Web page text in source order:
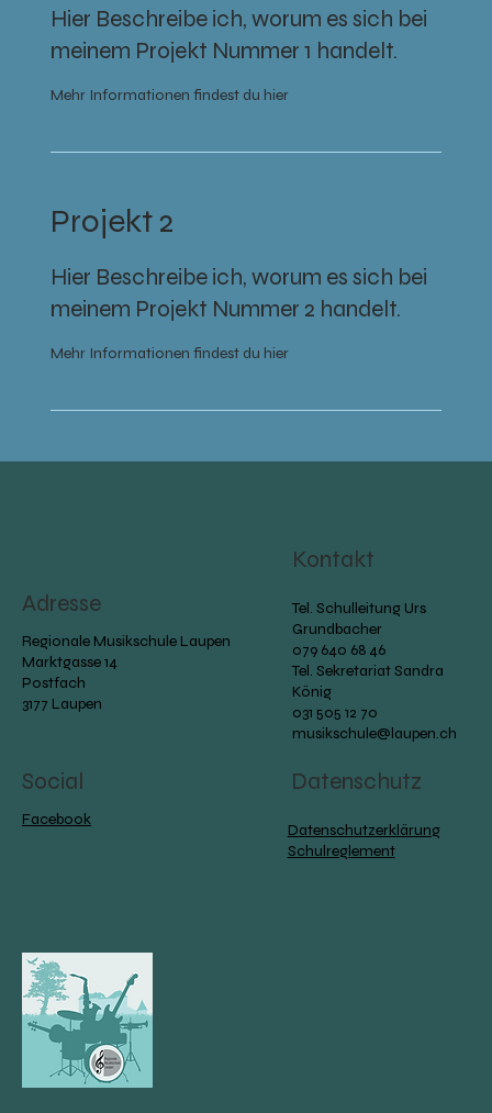
Hier Beschreibe ich, worum es sich bei
meinem Projekt Nummer 1 handelt.
Mehr Informationen findest du hier
Projekt 2
Hier Beschreibe ich, worum es sich bei
meinem Projekt Nummer 2 handelt.
Mehr Informationen findest du hier
Adresse
Regionale Musikschule Laupen
Marktgasse 14
Postfach
3177 Laupen
Kontakt
Tel. Schulleitung Urs
Grundbacher
079 640 68 46
Tel. Sekretariat Sandra
König
031 505 12 70
musikschule@laupen.ch
Social
Facebook
Datenschutz
Datenschutzerklärung
Schulreglement